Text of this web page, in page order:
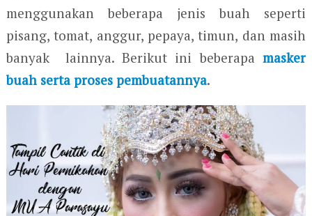
menggunakan beberapa jenis buah seperti
pisang, tomat, anggur, pepaya, timun, dan masih
banyak lainnya. Berikut ini beberapamasker
buah serta proses pembuatannya.